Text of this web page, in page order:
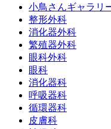
小鳥さんギャラリ
整形外科
消化器外科
繁殖器外科
眼科外科
眼科
消化器科
呼吸器科
循環器科
皮膚科